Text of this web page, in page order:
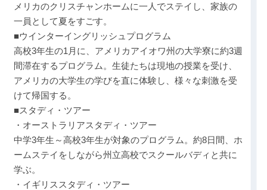
メリカのクリスチャンホームに一人でステイし、家族の
一員として夏をすごす。
■ウインターイングリッシュプログラム
高校3年生の1月に、アメリカアイオワ州の大学寮に約3週
間滞在するプログラム。生徒たちは現地の授業を受け、
アメリカの大学生の学びを直に体験し、様々な刺激を受
けて帰国する。
■スタディ・ツアー
・オーストラリアスタディ・ツアー
中学3年生～高校3年生が対象のプログラム。約8日間、ホ
ームステイをしながら州立高校でスクールバディと共に
学ぶ。
・イギリススタディ・ツアー